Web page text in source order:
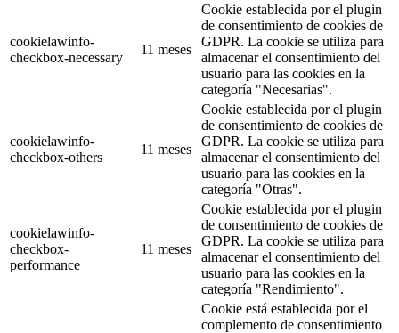
cookielawinfo-
checkbox-necessary
11 meses
Cookie establecida por el plugin
de consentimiento de cookies de
GDPR. La cookie se utiliza para
almacenar el consentimiento del
usuario para las cookies en la
categoría "Necesarias".
cookielawinfo-
checkbox-others
11 meses
Cookie establecida por el plugin
de consentimiento de cookies de
GDPR. La cookie se utiliza para
almacenar el consentimiento del
usuario para las cookies en la
categoría "Otras".
cookielawinfo-
checkbox-
performance
11 meses
Cookie establecida por el plugin
de consentimiento de cookies de
GDPR. La cookie se utiliza para
almacenar el consentimiento del
usuario para las cookies en la
categoría "Rendimiento".
Cookie está establecida por el
complemento de consentimiento